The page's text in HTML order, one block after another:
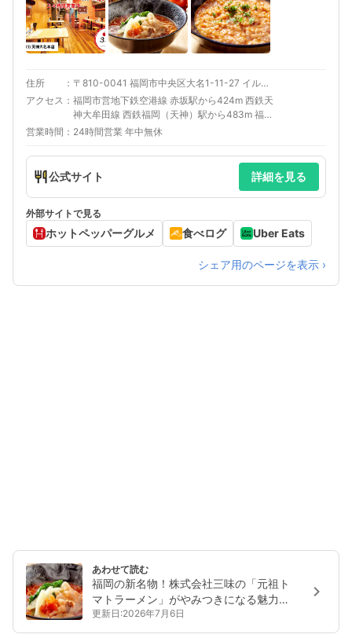
住所
〒810-0041 福岡市中央区大名1-11-27 イルモンド大名TWO 1F
アクセス
福岡市営地下鉄空港線 赤坂駅から424m 西鉄天
神大牟田線 西鉄福岡（天神）駅から483m 福岡
市営地下鉄空港線 天神駅から598m 福岡市営地
七隈線 薬院大通駅から764m
営業時間 24時間営業 年中無休
公式サイト 詳細を見る
外部サイトで見る
ホットペッパーグルメ 食べログ Uber Eats
シェア用のページを表示 ›
あわせて読む
福岡の新名物！株式会社三味の「元祖ト
マトラーメン」がやみつきになる魅力と
は？
更新日:2026年7月6日